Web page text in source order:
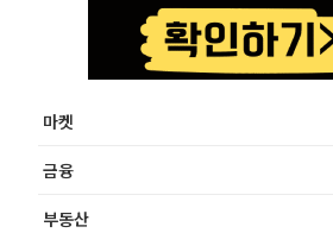
마켓
금융
부동산